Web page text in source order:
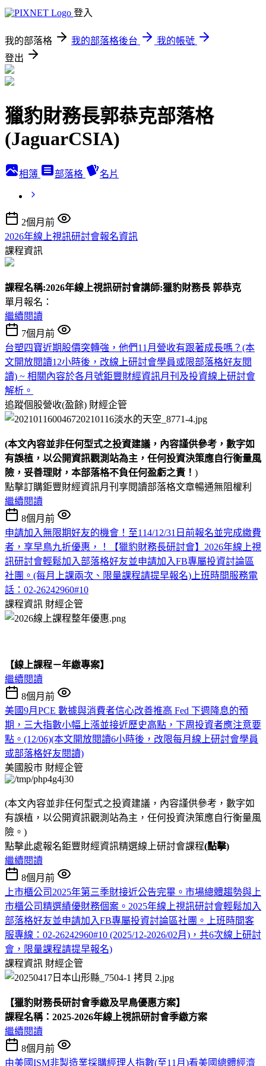
登入
我的部落格 我的部落格後台
我的帳號
登出
獵豹財務長郭恭克部落格
(JaguarCSIA)
相簿 部落格 名片
2個月前
2026年線上視訊研討會報名資訊
課程資訊
課程名稱:2026年線上視訊研討會講師:獵豹財務長 郭恭克
單月報名：
繼續閱讀
7個月前
台塑四寶近期股價突轉強，他們11月營收有跟著成長嗎？(本
文開放閱讀12小時後，改線上研討會學員或限部落格好友閱
讀) ~ 相關內容於各月號鉅豐財經資訊月刊及投資線上研討會
解析。
追蹤個股營收(盈餘) 財經企管
(本文內容並非任何型式之投資建議，內容謹供參考，數字如
有誤植，以公開資訊觀測站為主，任何投資決策應自行衡量風
險，妥善理財，本部落格不負任何盈虧之責！ )
點擊訂購鉅豐財經資訊月刊享閱讀部落格文章暢通無阻權利
繼續閱讀
8個月前
申請加入無限期好友的機會！至114/12/31日前報名並完成繳費
者，享早鳥九折優惠，！【獵豹財務長研討會】2026年線上視
訊研討會輕鬆加入部落格好友並申請加入FB專屬投資討論區
社團。(每月上課兩次、限量課程請提早報名)上班時間服務電
話：02-26242960#10
課程資訊 財經企管
【線上課程－年繳專案】
繼續閱讀
8個月前
美國9月PCE 數據與消費者信心改善推高 Fed 下週降息的預
期，三大指數小幅上漲並接近歷史高點，下周投資者應注意要
點。(12/06)(本文開放閱讀6小時後，改限每月線上研討會學員
或部落格好友閱讀)
美國股市 財經企管
(本文內容並非任何型式之投資建議，內容謹供參考，數字如
有誤植，以公開資訊觀測站為主，任何投資決策應自行衡量風
險。)
點擊此處報名鉅豐財經資訊精選線上研討會課程(點擊)
繼續閱讀
8個月前
上市櫃公司2025年第三季財接近公告完畢。市場總體趨勢與上
市櫃公司精選績優財務個案。2025年線上視訊研討會輕鬆加入
部落格好友並申請加入FB專屬投資討論區社團。上班時間客
服專線：02-26242960#10 (2025/12-2026/02月)，共6次線上研討
會，限量課程請提早報名)
課程資訊 財經企管
【獵豹財務長研討會季繳及早鳥優惠方案】
課程名稱：2025-2026年線上視訊研討會季繳方案
繼續閱讀
8個月前
由美國ISM非製造業採購經理人指數(至11月)看美國總體經濟